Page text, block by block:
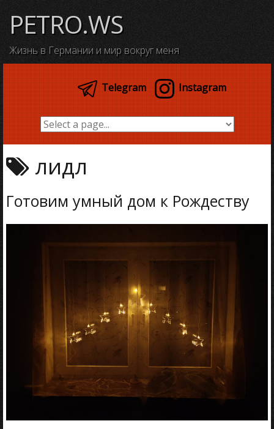
content
PETRO.WS
Жизнь в Германии и мир вокруг меня
Telegram Instagram
лидл
Готовим умный дом к Рождеству